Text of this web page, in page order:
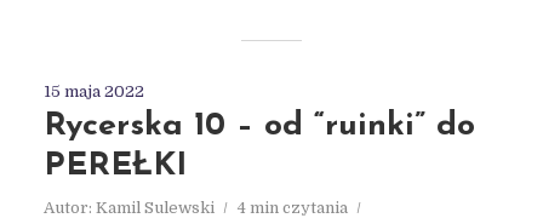
15 maja 2022
Rycerska 10 – od “ruinki” do
PEREŁKI
Autor: Kamil Sulewski
4 min czytania